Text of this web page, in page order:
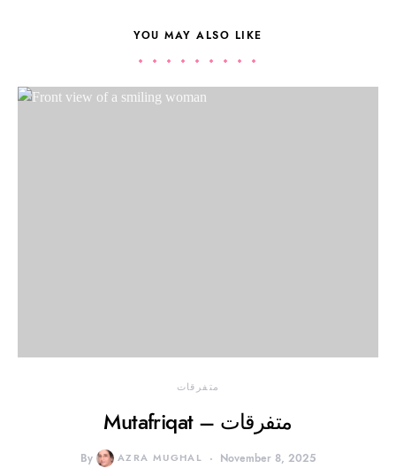
YOU MAY ALSO LIKE
متفرقات
Mutafriqat – متفرقات
By AZRA MUGHAL November 8, 2025